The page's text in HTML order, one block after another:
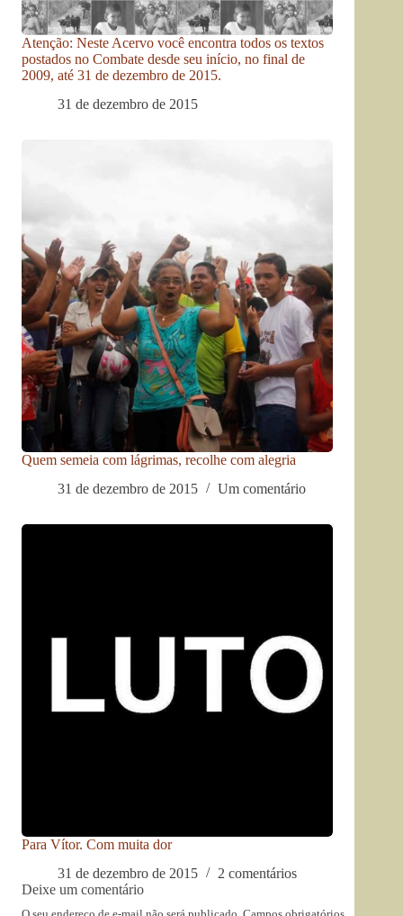
Atenção: Neste Acervo você encontra todos os textos
postados no Combate desde seu início, no final de
2009, até 31 de dezembro de 2015.
31 de dezembro de 2015
Quem semeia com lágrimas, recolhe com alegria
31 de dezembro de 2015
Um comentário
Para Vítor. Com muita dor
31 de dezembro de 2015
2 comentários
Deixe um comentário